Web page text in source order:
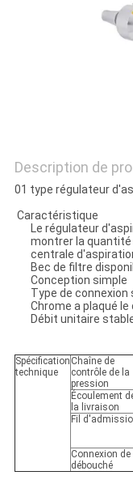
Description de
01 type régulateur
Caractéristique
Le régulateur
montrer la quantité
centrale
Bec de filtre
Conception simple
Type de connexion
Chrome a plaqué
Débit unitaire
Spécification
technique
Chaîne de
contrôle de la
pression
Écoulement
la livraison
Fil
Connexion de
débouché